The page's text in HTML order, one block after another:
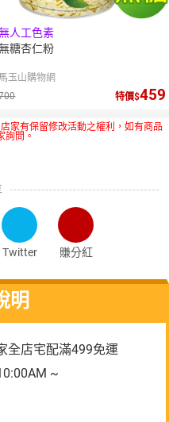
人工色素
糖杏仁粉
馬玉山購物網
特價 459
家有保留修改活動之權利，如有商品
詢問。
Twitter 賺分紅
明
全店宅配滿499免運
~